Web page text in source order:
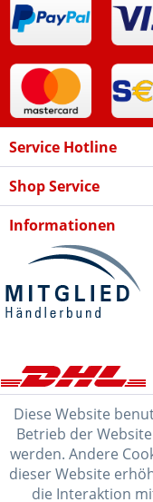
Service Hotline
Shop Service
Informationen
Diese Website
Betrieb der
werden. Andere
dieser Website
die Interaktion